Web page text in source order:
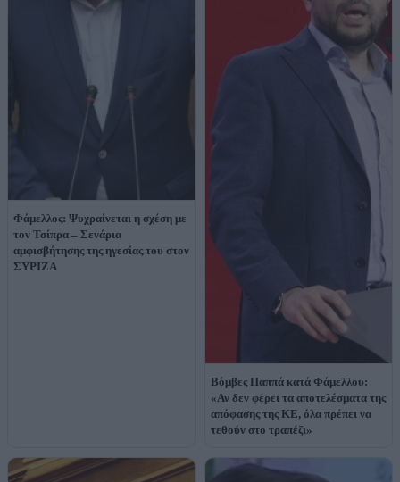
Φάμελλος: Ψυχραίνεται η σχέση με
τον Τσίπρα – Σενάρια
αμφισβήτησης της ηγεσίας του στον
ΣΥΡΙΖΑ
Βόμβες Παππά κατά Φάμελλου:
«Αν δεν φέρει τα αποτελέσματα της
απόφασης της ΚΕ, όλα πρέπει να
τεθούν στο τραπέζι»